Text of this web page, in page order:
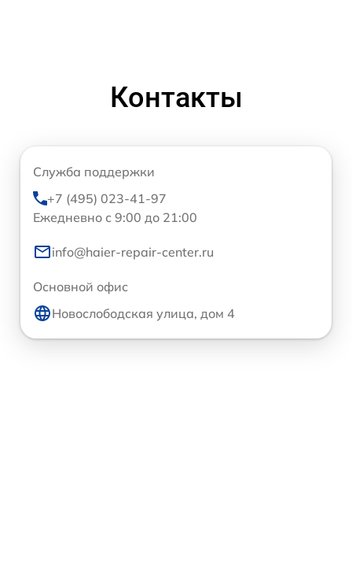
Контакты
Служба поддержки
+7 (495) 023-41-97
Ежедневно с 9:00 до 21:00
info@haier-repair-center.ru
Основной офис
Новослободская улица, дом 4